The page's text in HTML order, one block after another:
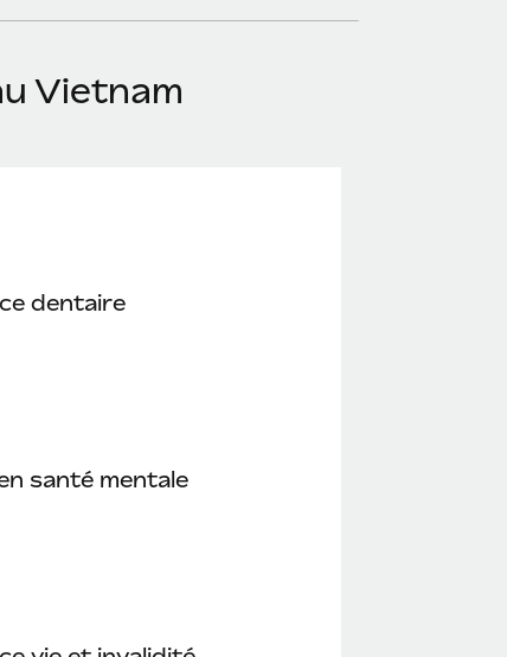
Vietnam
dentaire
santé mentale